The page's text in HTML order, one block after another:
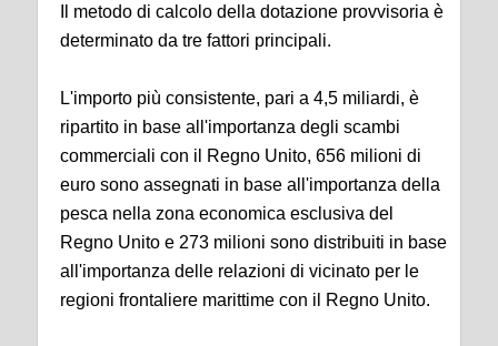
Il metodo di calcolo della dotazione provvisoria è
determinato da tre fattori principali.
L'importo più consistente, pari a 4,5 miliardi, è
ripartito in base all'importanza degli scambi
commerciali con il Regno Unito, 656 milioni di
euro sono assegnati in base all'importanza della
pesca nella zona economica esclusiva del
Regno Unito e 273 milioni sono distribuiti in base
all'importanza delle relazioni di vicinato per le
regioni frontaliere marittime con il Regno Unito.